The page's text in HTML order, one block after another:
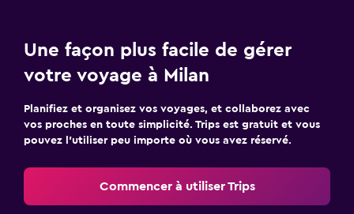
Une façon plus facile de gérer
votre voyage à Milan
Planifiez et organisez vos voyages, et collaborez avec
vos proches en toute simplicité. Trips est gratuit et vous
pouvez l’utiliser peu importe où vous avez réservé.
Commencer à utiliser Trips